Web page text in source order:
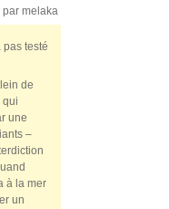
par melaka
pas testé
de
qui
une
–
à la mer
un